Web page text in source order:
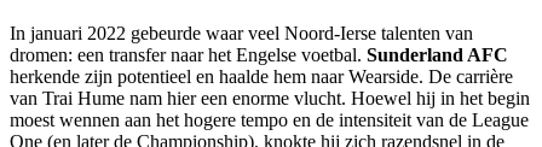
In januari 2022 gebeurde waar veel Noord-Ierse talenten van
dromen: een transfer naar het Engelse voetbal. Sunderland AFC
herkende zijn potentieel en haalde hem naar Wearside. De carrière
van Trai Hume nam hier een enorme vlucht. Hoewel hij in het begin
moest wennen aan het hogere tempo en de intensiteit van de League
One (en later de Championship), knokte hij zich razendsnel in de